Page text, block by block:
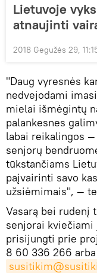
Lietuvoje
atnaujinti
2018 Gegužės 29,
"Daug vyresnės
nedvejodami
mielai išmėgintų
palankesnes
labai reikalingos
senjorų
tūkstančiams
paįvairinti savo
užsiėmimais", —
Vasarą bei rudenį
senjorai
prisijungti prie
8 60 336 266